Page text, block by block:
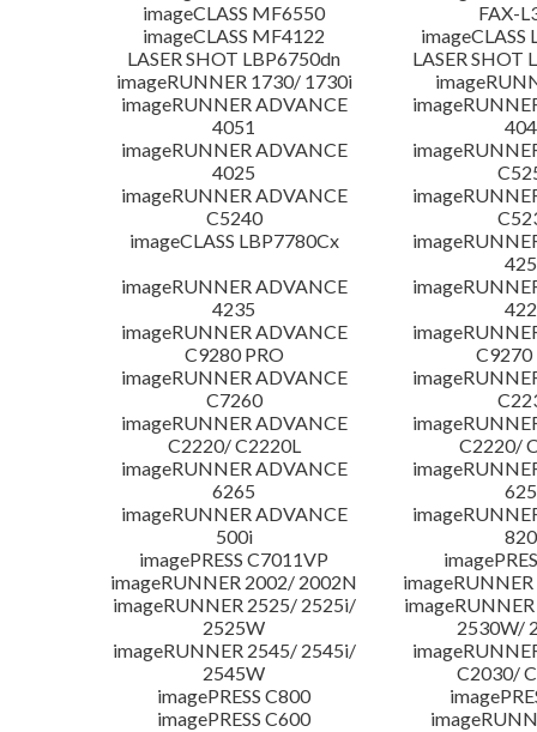
imageCLASS MF6550
FAX-
imageCLASS MF4122
imageCLASS
LASER SHOT LBP6750dn
LASER SHOT
imageRUNNER 1730/ 1730i
imageRUNNER ADVANCE
4051
imageRUNNER ADVANCE
4025
imageRUNNER ADVANCE
C5240
imageCLASS LBP7780Cx
imageRUNNER ADVANCE
4235
imageRUNNER ADVANCE
C9280 PRO
C9270
imageRUNNER ADVANCE
C7260
imageRUNNER ADVANCE
C2220/ C2220L
C2220/
imageRUNNER ADVANCE
6265
imageRUNNER ADVANCE
500i
imagePRESS C7011VP
imageRUNNER 2002/ 2002N
imageRUNNER 2525/ 2525i/
2525W
2530W/
imageRUNNER 2545/ 2545i/
2545W
C2030/
imagePRESS C800
imagePRESS C600